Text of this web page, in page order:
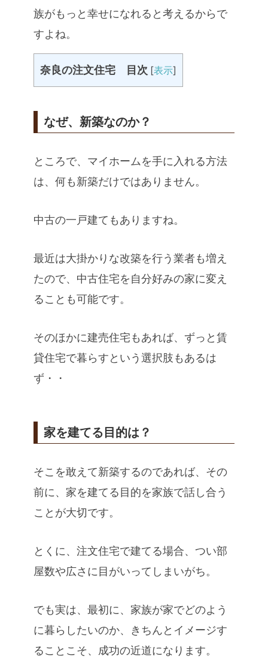
族がもっと幸せになれると考えるからで
すよね。
奈良の注文住宅 目次 [表示]
なぜ、新築なのか？
ところで、マイホームを手に入れる方法
は、何も新築だけではありません。
中古の一戸建てもありますね。
最近は大掛かりな改築を行う業者も増え
たので、中古住宅を自分好みの家に変え
ることも可能です。
そのほかに建売住宅もあれば、ずっと賃
貸住宅で暮らすという選択肢もあるは
ず・・
家を建てる目的は？
そこを敢えて新築するのであれば、その
前に、家を建てる目的を家族で話し合う
ことが大切です。
とくに、注文住宅で建てる場合、つい部
屋数や広さに目がいってしまいがち。
でも実は、最初に、家族が家でどのよう
に暮らしたいのか、きちんとイメージす
ることこそ、成功の近道になります。